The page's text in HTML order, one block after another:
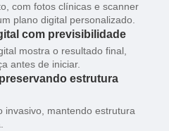
com fotos clínicas e scanner
plano digital personalizado.
com previsibilidade
mostra o resultado final,
antes de iniciar.
estrutura
invasivo, mantendo estrutura